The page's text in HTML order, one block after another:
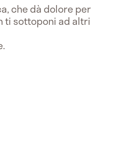
che dà dolore per
ti sottoponi ad altri